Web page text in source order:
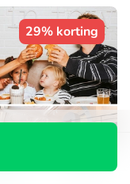
29% korting